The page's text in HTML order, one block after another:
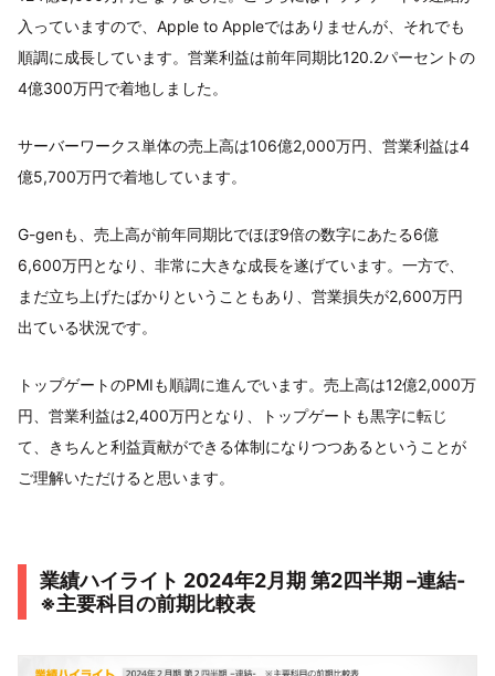
入っていますので、Apple to Appleではありませんが、それでも
順調に成長しています。営業利益は前年同期比120.2パーセントの
4億300万円で着地しました。
サーバーワークス単体の売上高は106億2,000万円、営業利益は4
億5,700万円で着地しています。
G-genも、売上高が前年同期比でほぼ9倍の数字にあたる6億
6,600万円となり、非常に大きな成長を遂げています。一方で、
まだ立ち上げたばかりということもあり、営業損失が2,600万円
出ている状況です。
トップゲートのPMIも順調に進んでいます。売上高は12億2,000万
円、営業利益は2,400万円となり、トップゲートも黒字に転じ
て、きちんと利益貢献ができる体制になりつつあるということが
ご理解いただけると思います。
業績ハイライト 2024年2月期 第2四半期 –連結-
※主要科目の前期比較表